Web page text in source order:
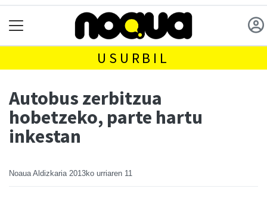
USURBIL
Autobus zerbitzua
hobetzeko, parte hartu
inkestan
Noaua Aldizkaria 2013ko urriaren 11